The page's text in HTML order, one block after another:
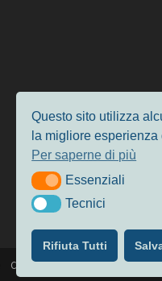
Chi siamo Privacy & Cookie
Questo sito utilizza
la migliore
Per saperne di più
EssenzialiEssenziali
TecniciTecnici
Rifiuta Tutti